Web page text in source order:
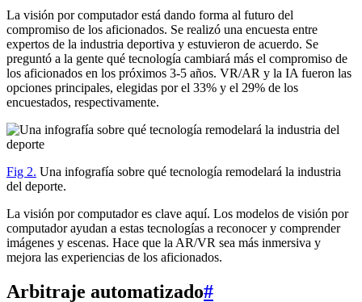
La visión por computador está dando forma al futuro del
compromiso de los aficionados. Se realizó una encuesta entre
expertos de la industria deportiva y estuvieron de acuerdo. Se
preguntó a la gente qué tecnología cambiará más el compromiso de
los aficionados en los próximos 3-5 años. VR/AR y la IA fueron las
opciones principales, elegidas por el 33% y el 29% de los
encuestados, respectivamente.
Fig 2. Una infografía sobre qué tecnología remodelará la industria
del deporte.
La visión por computador es clave aquí. Los modelos de visión por
computador ayudan a estas tecnologías a reconocer y comprender
imágenes y escenas. Hace que la AR/VR sea más inmersiva y
mejora las experiencias de los aficionados.
Arbitraje automatizado#